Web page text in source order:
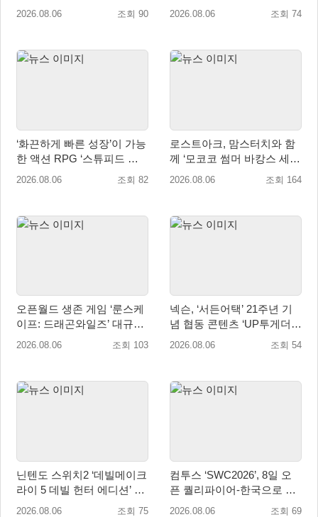
eShop 출시
2026.08.06 조회 90 2026.08.06 조회 74
‘화끈하게 빠른 성장’이 가능
한 액션 RPG ‘스튜피드 네
버 다이즈’ 패키지판 예약판
2026.08.06 조회 82
로스트아크, 맘스터치와 함
께 ‘모코코 썸머 바캉스 세
트’ 출시
2026.08.06 조회 164
오픈월드 생존 게임 ‘룬스케
이프: 드래곤와일즈’ 대규모
유저 편의성 개선 및 사이드
2026.08.06 조회 103
넥슨, ‘서든어택’ 21주년 기
념 협동 콘텐츠 ‘UP투게더’
업데이트
2026.08.06 조회 54
닌텐도 스위치2 ‘데빌메이크
라이 5 데빌 헌터 에디션’ 패
키지 제품 8월 7일 예약판매
2026.08.06 조회 75
컴투스 ‘SWC2026’, 8일 오
픈 퀄리파이어-한국으로 시
즌 개막!
2026.08.06 조회 69